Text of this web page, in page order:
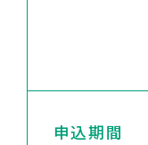
申込期間